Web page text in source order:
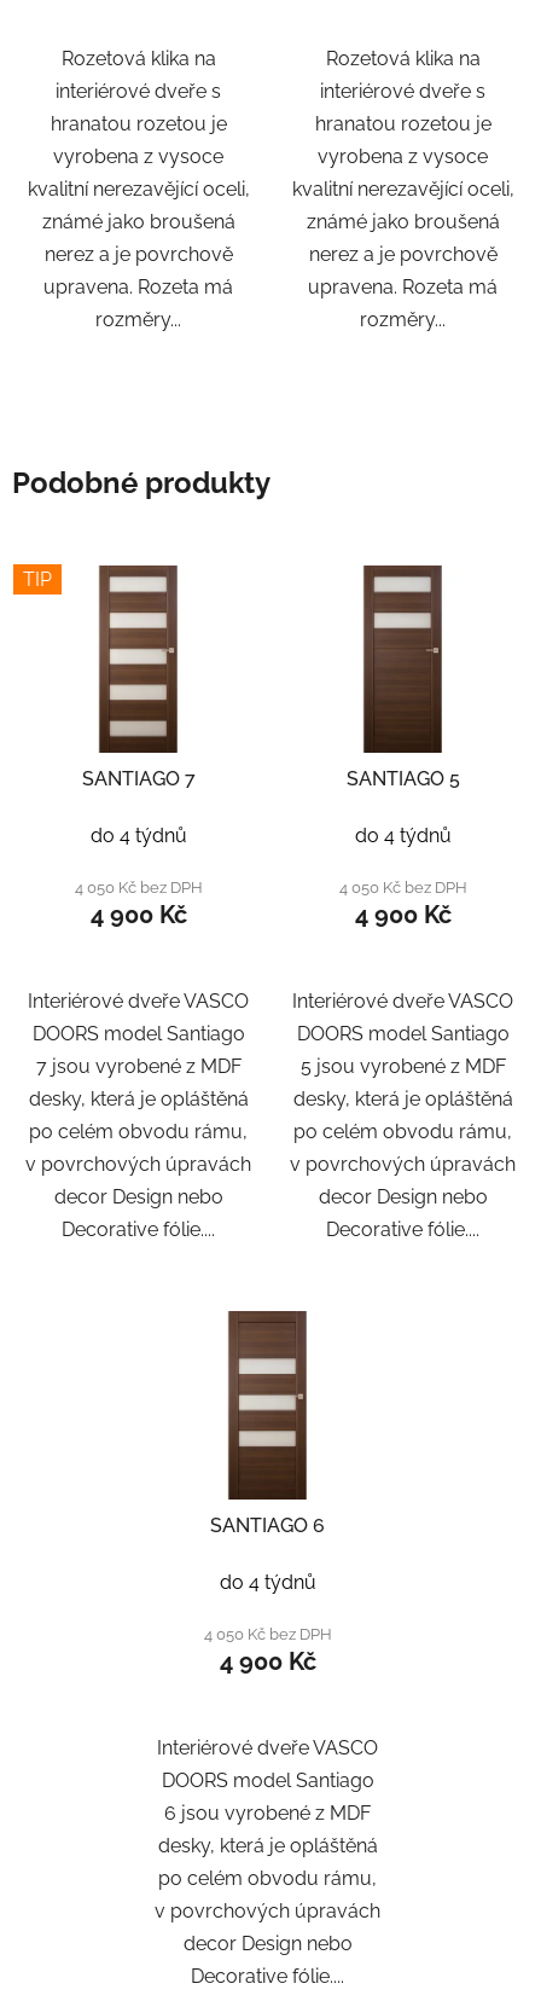
Rozetová klika na
interiérové ​​dveře s
hranatou rozetou je
vyrobena z vysoce
kvalitní nerezavějící oceli,
známé jako broušená
nerez a je povrchově
upravena. Rozeta má
rozměry...
Rozetová klika na
interiérové ​​dveře s
hranatou rozetou je
vyrobena z vysoce
kvalitní nerezavějící oceli,
známé jako broušená
nerez a je povrchově
upravena. Rozeta má
rozměry...
Podobné produkty
TIP
SANTIAGO 7
do 4 týdnů
4 050 Kč bez DPH
4 900 Kč
Interiérové dveře VASCO
DOORS model Santiago
7 jsou vyrobené z MDF
desky, která je opláštěná
po celém obvodu rámu,
v povrchových úpravách
decor Design nebo
Decorative fólie....
SANTIAGO 5
do 4 týdnů
4 050 Kč bez DPH
4 900 Kč
Interiérové dveře VASCO
DOORS model Santiago
5 jsou vyrobené z MDF
desky, která je opláštěná
po celém obvodu rámu,
v povrchových úpravách
decor Design nebo
Decorative fólie....
SANTIAGO 6
do 4 týdnů
4 050 Kč bez DPH
4 900 Kč
Interiérové dveře VASCO
DOORS model Santiago
6 jsou vyrobené z MDF
desky, která je opláštěná
po celém obvodu rámu,
v povrchových úpravách
decor Design nebo
Decorative fólie....